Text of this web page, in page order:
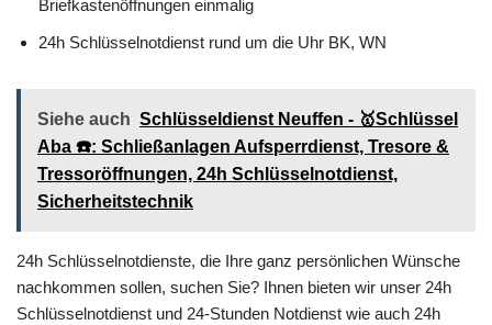
Briefkastenöffnungen einmalig
24h Schlüsselnotdienst rund um die Uhr BK, WN
Siehe auch Schlüsseldienst Neuffen - 🥇Schlüssel
Aba ☎️: Schließanlagen Aufsperrdienst, Tresore &
Tressoröffnungen, 24h Schlüsselnotdienst,
Sicherheitstechnik
24h Schlüsselnotdienste, die Ihre ganz persönlichen Wünsche
nachkommen sollen, suchen Sie? Ihnen bieten wir unser 24h
Schlüsselnotdienst und 24-Stunden Notdienst wie auch 24h